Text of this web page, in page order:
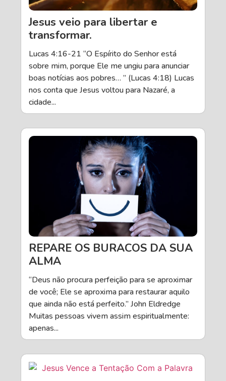
Jesus veio para libertar e
transformar.
Lucas 4:16-21 “O Espírito do Senhor está
sobre mim, porque Ele me ungiu para anunciar
boas notícias aos pobres… ” (Lucas 4:18) Lucas
nos conta que Jesus voltou para Nazaré, a
cidade...
REPARE OS BURACOS DA SUA
ALMA
“Deus não procura perfeição para se aproximar
de você; Ele se aproxima para restaurar aquilo
que ainda não está perfeito.” John Eldredge
Muitas pessoas vivem assim espiritualmente:
apenas...